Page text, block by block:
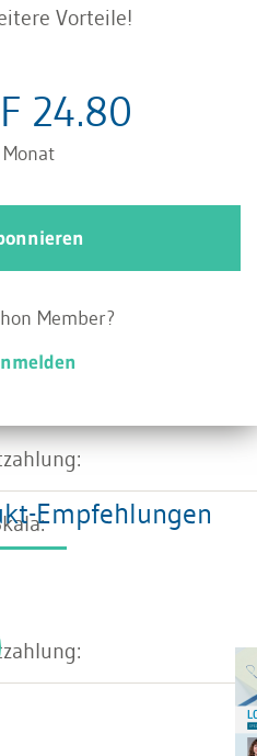
Vorteile!
24.80
Member?
Empfehlungen